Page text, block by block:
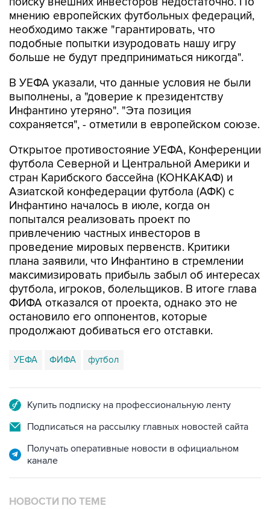
мнению европейских футбольных федераций,
необходимо также "гарантировать, что
подобные попытки изуродовать нашу игру
больше не будут предприниматься никогда".
В УЕФА указали, что данные условия не были
выполнены, а "доверие к президентству
Инфантино утеряно". "Эта позиция
сохраняется", - отметили в европейском союзе.
Открытое противостояние УЕФА, Конференции
футбола Северной и Центральной Америки и
стран Карибского бассейна (КОНКАКАФ) и
Азиатской конфедерации футбола (АФК) с
Инфантино началось в июле, когда он
попытался реализовать проект по
привлечению частных инвесторов в
проведение мировых первенств. Критики
плана заявили, что Инфантино в стремлении
максимизировать прибыль забыл об интересах
футбола, игроков, болельщиков. В итоге глава
ФИФА отказался от проекта, однако это не
остановило его оппонентов, которые
продолжают добиваться его отставки.
УЕФА ФИФА футбол
Купить подписку на профессиональную ленту
Подписаться на рассылку главных новостей сайта
Получать оперативные новости в официальном
канале
НОВОСТИ ПО ТЕМЕ